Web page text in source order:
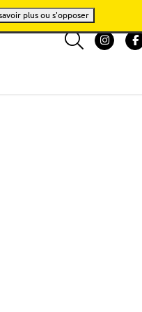
plus ou s'opposer